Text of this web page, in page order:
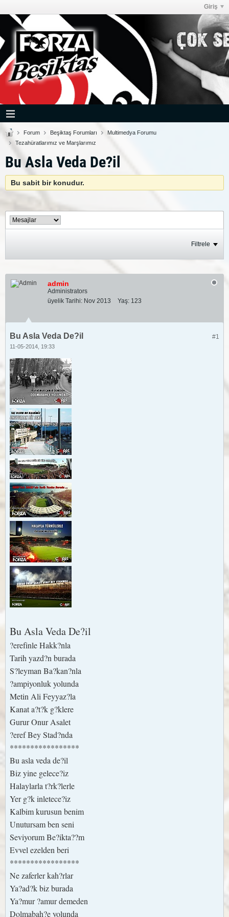
Giriş
Forum Beşiktaş Forumları
Multimedya Forumu
Tezahüratlarımız ve Marşlarımız
Bu Asla Veda De?il
Bu sabit bir konudur.
Filtrele
admin
Administrators
üyelik Tarihi: Nov 2013 Yaş: 123
#1
Bu Asla Veda De?il
11-05-2014, 19:33
Bu Asla Veda De?il
?erefinle Hakk?nla
Tarih yazd?n burada
S?leyman Ba?kan?nla
?ampiyonluk yolunda
Metin Ali Feyyaz?la
Kanat a?t?k g?klere
Gurur Onur Asalet
?eref Bey Stad?nda
*****************
Bu asla veda de?il
Biz yine gelece?iz
Halaylarla t?rk?lerle
Yer g?k inletece?iz
Kalbim kurusun benim
Unutursam ben seni
Seviyorum Be?ikta??m
Evvel ezelden beri
*****************
Ne zaferler kah?rlar
Ya?ad?k biz burada
Ya?mur ?amur demeden
Dolmabah?e yolunda